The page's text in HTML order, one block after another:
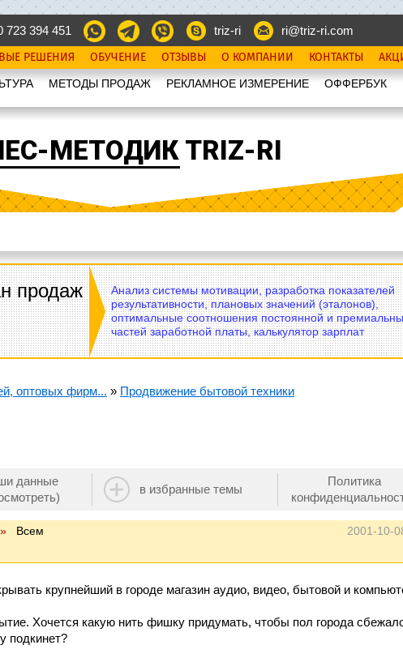
723 394 451 triz-ri ri@triz-ri.com
РЕШЕНИЯ ОБУЧЕНИЕ ОТЗЫВЫ О КОМПАНИИ КОНТАКТЫ
МЕТОДЫ ПРОДАЖ РЕКЛАМНОЕ ИЗМЕРЕНИЕ OФФЕРБУК
МЕТОДИК TRIZ-RI
продаж
Анализ системы мотивации, разработка показателей
результативности, плановых значений (эталонов),
оптимальные соотношения постоянной и
частей заработной платы, калькулятор зарплат
оптовых фирм... » Продвижение бытовой техники
данные
в избранные темы
Политика
2001-10-
» Всем
крупнейший в городе магазин аудио, видео, бытовой и
Хочется какую нить фишку придумать, чтобы пол города
подкинет?